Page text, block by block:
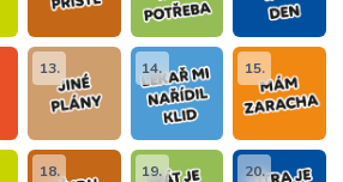
13. 14. 15.
18. 19. 20.